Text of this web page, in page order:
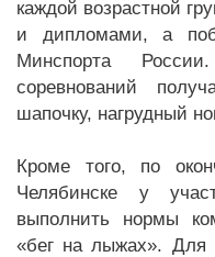
каждой возрастной
и дипломами, а
Минспорта
соревнований
шапочку, нагрудный
Кроме того, по
Челябинске у
выполнить нормы
«бег на лыжах». Для